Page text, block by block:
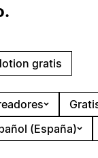
gratis
(España)